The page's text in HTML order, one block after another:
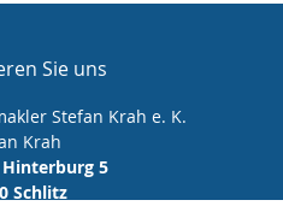
Sie uns
Stefan Krah e. K.
Krah
5
Schlitz